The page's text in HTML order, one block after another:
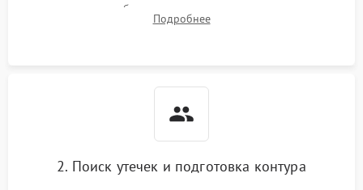
1000 ₽
1800 ₽
сопротивления обмоток мотора, проверка термостата и
считывание кодов ошибок с электронного дисплея.
Подробнее
2. Поиск утечек и подготовка контура